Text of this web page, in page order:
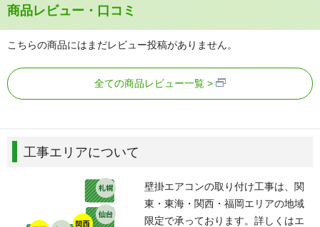
商品レビュー・口コミ
こちらの商品にはまだレビュー投稿がありません。
全ての商品レビュー一覧
工事エリアについて
壁掛エアコンの取り付け工事は、関
東・東海・関西・福岡エリアの地域
限定で承っております。詳しくはエ